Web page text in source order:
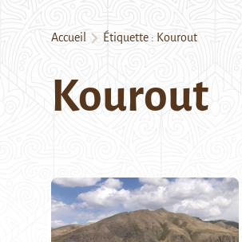
Accueil Étiquette : Kourout
Kourout